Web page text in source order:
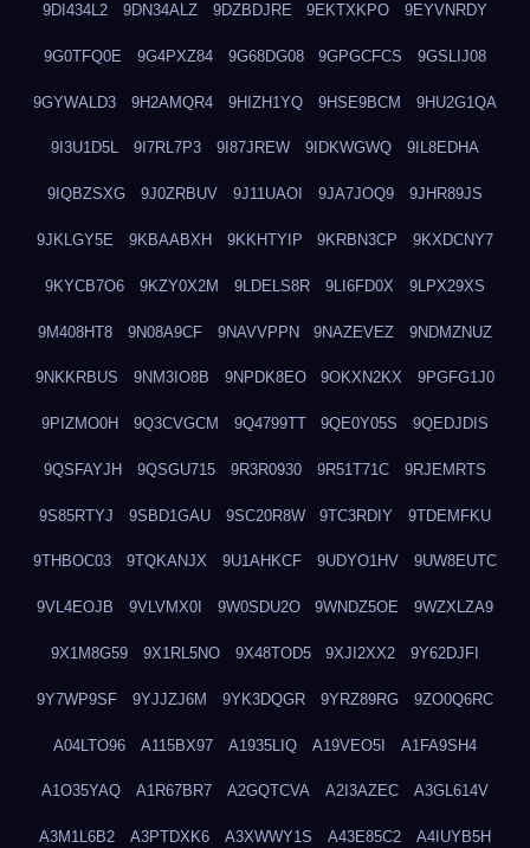
9DI434L2 9DN34ALZ 9DZBDJRE 9EKTXKPO 9EYVNRDY
9G0TFQ0E 9G4PXZ84 9G68DG08 9GPGCFCS 9GSLIJ08
9GYWALD3 9H2AMQR4 9HIZH1YQ 9HSE9BCM 9HU2G1QA
9I3U1D5L 9I7RL7P3 9I87JREW 9IDKWGWQ 9IL8EDHA
9IQBZSXG 9J0ZRBUV 9J11UAOI 9JA7JOQ9 9JHR89JS
9JKLGY5E 9KBAABXH 9KKHTYIP 9KRBN3CP 9KXDCNY7
9KYCB7O6 9KZY0X2M 9LDELS8R 9LI6FD0X 9LPX29XS
9M408HT8 9N08A9CF 9NAVVPPN 9NAZEVEZ 9NDMZNUZ
9NKKRBUS 9NM3IO8B 9NPDK8EO 9OKXN2KX 9PGFG1J0
9PIZMO0H 9Q3CVGCM 9Q4799TT 9QE0Y05S 9QEDJDIS
9QSFAYJH 9QSGU715 9R3R0930 9R51T71C 9RJEMRTS
9S85RTYJ 9SBD1GAU 9SC20R8W 9TC3RDIY 9TDEMFKU
9THBOC03 9TQKANJX 9U1AHKCF 9UDYO1HV 9UW8EUTC
9VL4EOJB 9VLVMX0I 9W0SDU2O 9WNDZ5OE 9WZXLZA9
9X1M8G59 9X1RL5NO 9X48TOD5 9XJI2XX2 9Y62DJFI
9Y7WP9SF 9YJJZJ6M 9YK3DQGR 9YRZ89RG 9ZO0Q6RC
A04LTO96 A115BX97 A1935LIQ A19VEO5I A1FA9SH4
A1O35YAQ A1R67BR7 A2GQTCVA A2I3AZEC A3GL614V
A3M1L6B2 A3PTDXK6 A3XWWY1S A43E85C2 A4IUYB5H